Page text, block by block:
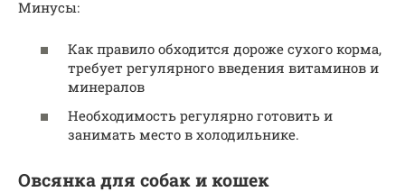
Минусы:
Как правило обходится дороже сухого корма,
требует регулярного введения витаминов и
минералов
Необходимость регулярно готовить и
занимать место в холодильнике.
Овсянка для собак и кошек